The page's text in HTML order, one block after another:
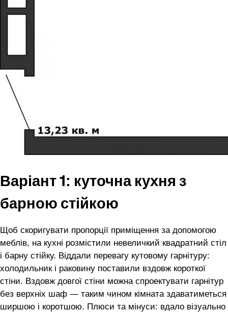
Варіант 1: куточна кухня з
барною стійкою
Щоб скоригувати пропорції приміщення за допомогою
меблів, на кухні розмістили невеличкий квадратний стіл
і барну стійку. Віддали перевагу кутовому гарнітуру:
холодильник і раковину поставили вздовж короткої
стіни. Вздовж довгої стіни можна спроектувати гарнітур
без верхніх шаф — таким чином кімната здаватиметься
ширшою і коротшою. Плюси та мінуси: вдало візуально